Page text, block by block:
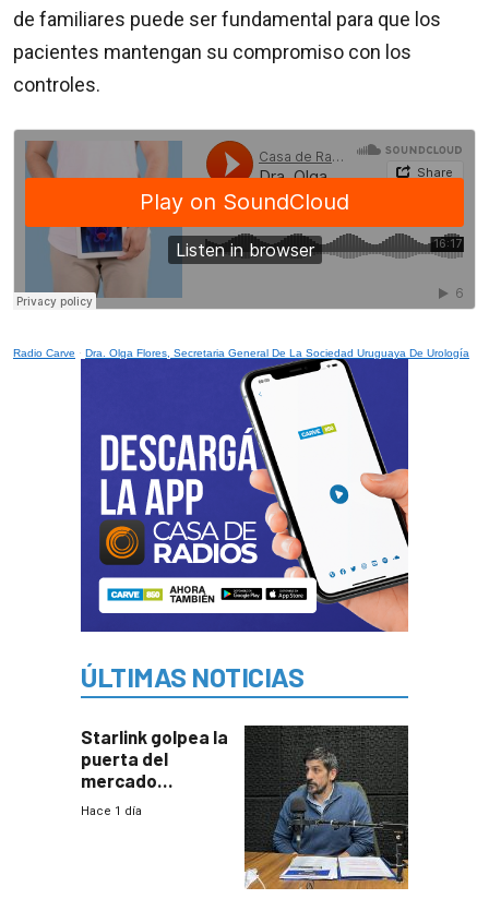
de familiares puede ser fundamental para que los
pacientes mantengan su compromiso con los
controles.
Radio Carve · Dra. Olga Flores, Secretaria General De La Sociedad Uruguaya De Urología
ÚLTIMAS NOTICIAS
Starlink golpea la
puerta del
mercado
uruguayo y Antel
Hace 1 día